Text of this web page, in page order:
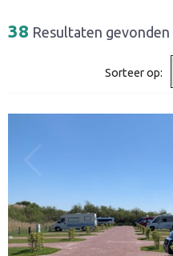
38 Resultaten gevonden
Sorteer op: